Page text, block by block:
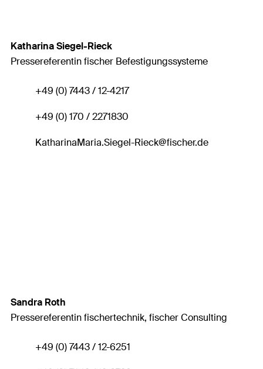
Katharina Siegel-Rieck
Pressereferentin fischer Befestigungssysteme
+49 (0) 7443 / 12-4217
+49 (0) 170 / 2271830
KatharinaMaria.Siegel-Rieck@fischer.de
Sandra Roth
Pressereferentin fischertechnik, fischer Consulting
+49 (0) 7443 / 12-6251